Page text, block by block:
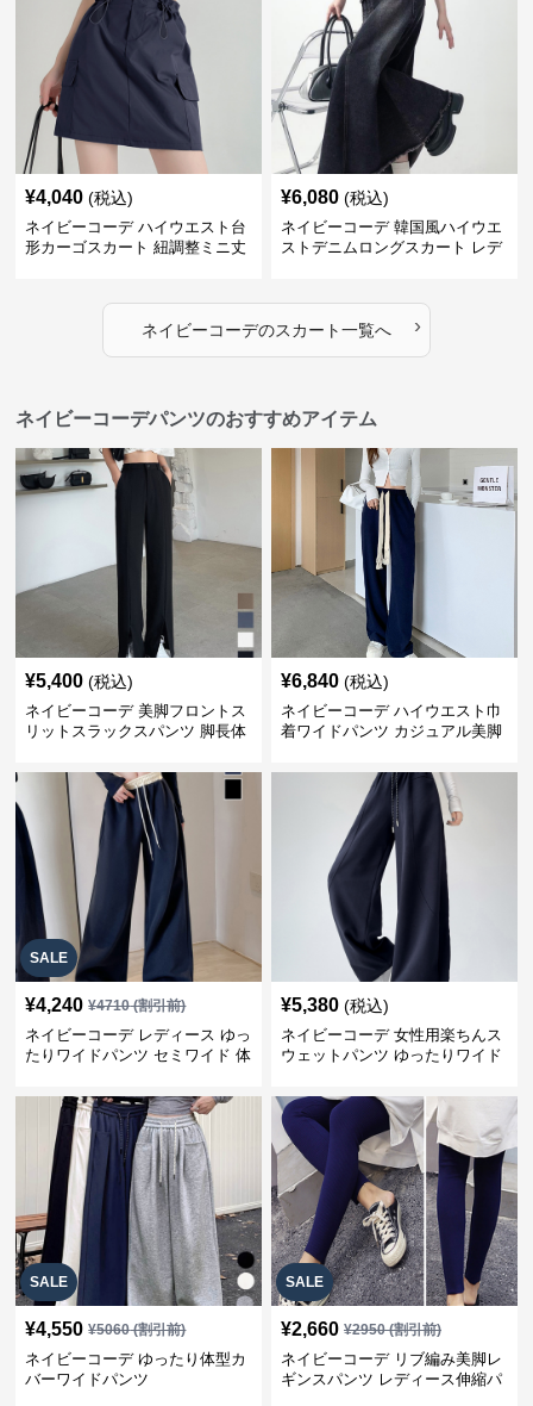
¥4,040 (税込)
ネイビーコーデ ハイウエスト台
形カーゴスカート 紐調整ミニ丈
¥6,080 (税込)
ネイビーコーデ 韓国風ハイウエ
ストデニムロングスカート レデ
ネイビーコーデのスカート一覧へ ›
ネイビーコーデパンツのおすすめアイテム
¥5,400 (税込)
ネイビーコーデ 美脚フロントス
リットスラックスパンツ 脚長体
¥6,840 (税込)
ネイビーコーデ ハイウエスト巾
着ワイドパンツ カジュアル美脚
SALE
¥4,240 ¥4710(割引前)
ネイビーコーデ レディース ゆっ
たりワイドパンツ セミワイド 体
¥5,380 (税込)
ネイビーコーデ 女性用楽ちんス
ウェットパンツ ゆったりワイド
SALE
¥4,550 ¥5060(割引前)
ネイビーコーデ ゆったり体型カ
バーワイドパンツ
SALE
¥2,660 ¥2950(割引前)
ネイビーコーデ リブ編み美脚レ
ギンスパンツ レディース伸縮パ